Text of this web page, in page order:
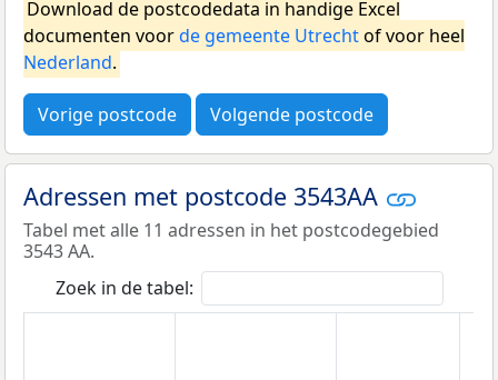
Download de postcodedata in handige Excel
documenten voorde gemeente Utrechtof voor heel
Nederland.
Vorige postcode Volgende postcode
Adressen met postcode 3543AA
Tabel met alle 11 adressen in het postcodegebied
3543 AA.
Zoek in de tabel: